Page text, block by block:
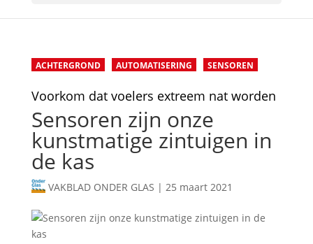
ACHTERGROND AUTOMATISERING SENSOREN
Voorkom dat voelers extreem nat worden
Sensoren zijn onze
kunstmatige zintuigen in
de kas
VAKBLAD ONDER GLAS | 25 maart 2021